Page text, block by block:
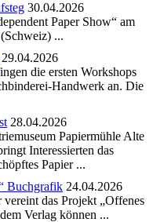
30.04.2026
Paper Show“ am
...
29.04.2026
die ersten Workshops
Handwerk an. Die
28.04.2026
Papiermühle Alte
Interessierten das
Papier ...
Buchgrafik 24.04.2026
das Projekt „Offenes
Verlag können ...